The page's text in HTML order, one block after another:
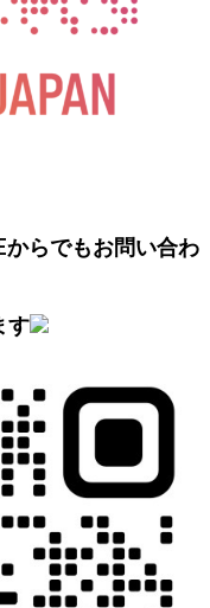
からでもお問い合わ
す